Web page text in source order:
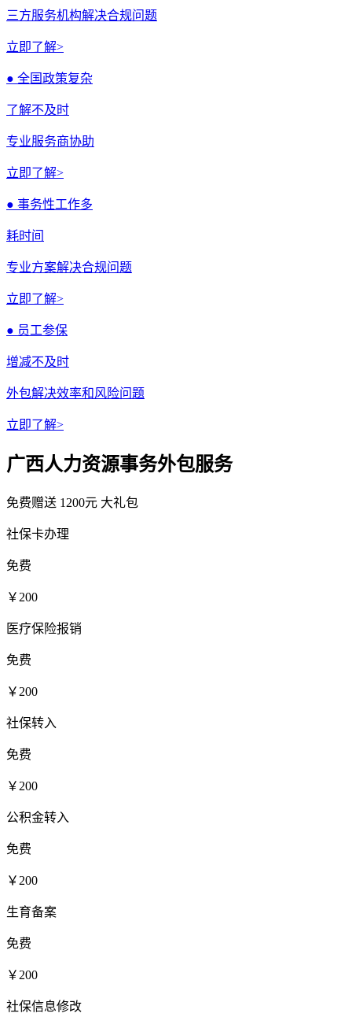
三方服务机构解决合规问题
立即了解>
● 全国政策复杂
了解不及时
专业服务商协助
立即了解>
● 事务性工作多
耗时间
专业方案解决合规问题
立即了解>
● 员工参保
增减不及时
外包解决效率和风险问题
立即了解>
广西人力资源事务外包服务
免费赠送 1200元 大礼包
社保卡办理
免费
￥200
医疗保险报销
免费
￥200
社保转入
免费
￥200
公积金转入
免费
￥200
生育备案
免费
￥200
社保信息修改